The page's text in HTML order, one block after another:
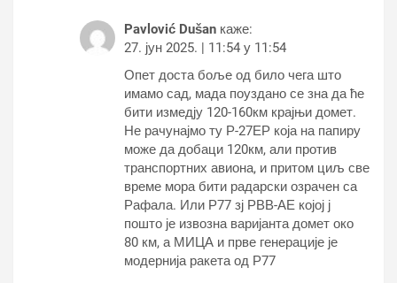
Pavlović Dušan каже:
27. јун 2025. | 11:54 у 11:54
Опет доста боље од било чега што
имамо сад, мада поуздано се зна да ће
бити измедју 120-160км крајњи домет.
Не рачунајмо ту Р-27ЕР која на папиру
може да добаци 120км, али против
транспортних авиона, и притом циљ све
време мора бити радарски озрачен са
Рафала. Или Р77 зј РВВ-АЕ којој ј
пошто је извозна варијанта домет око
80 км, а МИЦА и прве генерације је
модернија ракета од Р77